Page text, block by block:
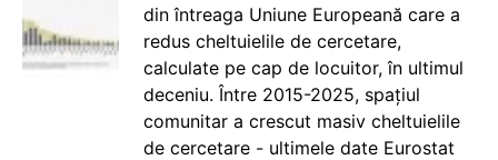
din întreaga Uniune Europeană care a
redus cheltuielile de cercetare,
calculate pe cap de locuitor, în ultimul
deceniu. Între 2015-2025, spațiul
comunitar a crescut masiv cheltuielile
de cercetare - ultimele date Eurostat